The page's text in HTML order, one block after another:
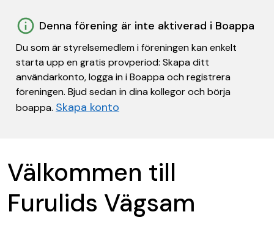
Denna förening är inte aktiverad i Boappa
Du som är styrelsemedlem i föreningen kan enkelt
starta upp en gratis provperiod: Skapa ditt
användarkonto, logga in i Boappa och registrera
föreningen. Bjud sedan in dina kollegor och börja
boappa. Skapa konto
Välkommen till
Furulids Vägsam